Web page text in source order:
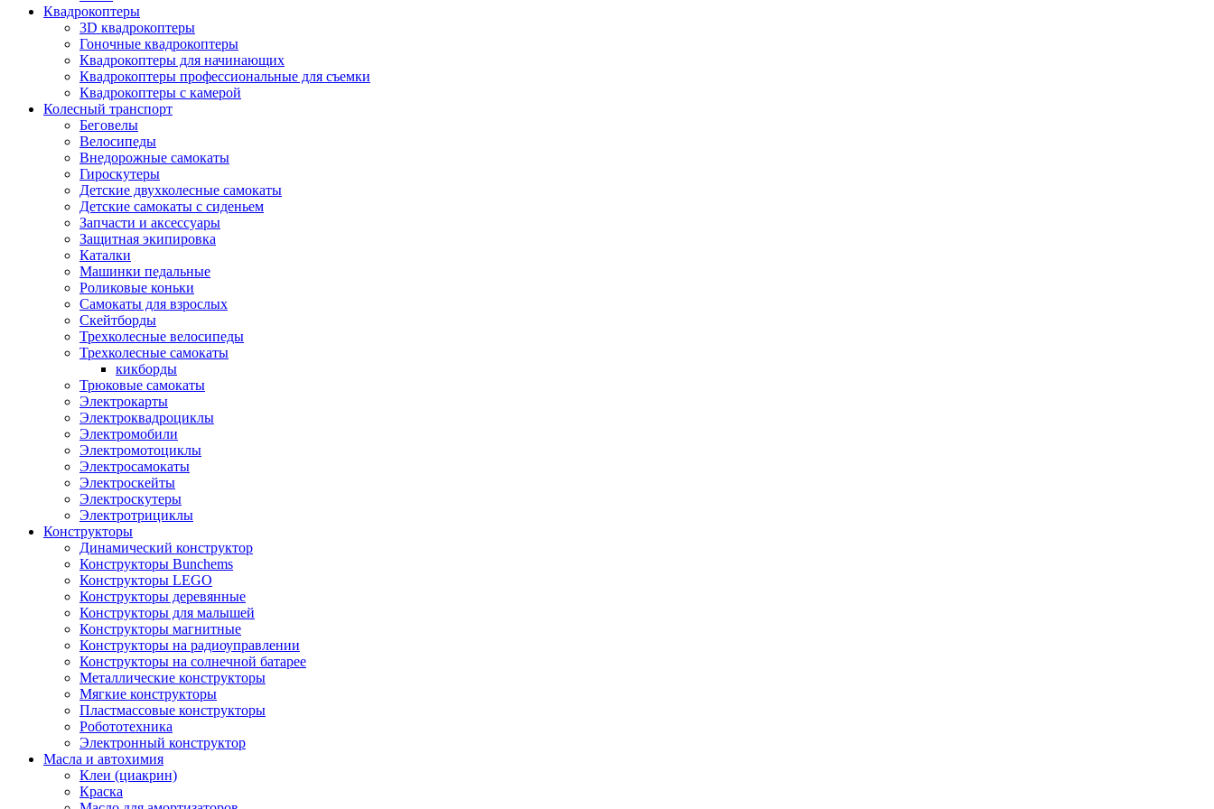
Квадрокоптеры
3D квадрокоптеры
Гоночные квадрокоптеры
Квадрокоптеры для начинающих
Квадрокоптеры профессиональные для съемки
Квадрокоптеры с камерой
Колесный транспорт
Беговелы
Велосипеды
Внедорожные самокаты
Гироскутеры
Детские двухколесные самокаты
Детские самокаты с сиденьем
Запчасти и аксессуары
Защитная экипировка
Каталки
Машинки педальные
Роликовые коньки
Самокаты для взрослых
Скейтборды
Трехколесные велосипеды
Трехколесные самокаты
кикборды
Трюковые самокаты
Электрокарты
Электроквадроциклы
Электромобили
Электромотоциклы
Электросамокаты
Электроскейты
Электроскутеры
Электротрициклы
Конструкторы
Динамический конструктор
Конструкторы Bunchems
Конструкторы LEGO
Конструкторы деревянные
Конструкторы для малышей
Конструкторы магнитные
Конструкторы на радиоуправлении
Конструкторы на солнечной батарее
Металлические конструкторы
Мягкие конструкторы
Пластмассовые конструкторы
Робототехника
Электронный конструктор
Масла и автохимия
Клеи (циакрин)
Краска